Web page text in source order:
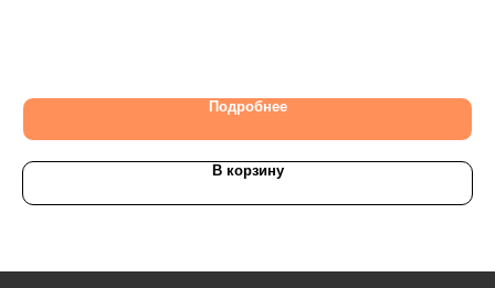
Подробнее
В корзину